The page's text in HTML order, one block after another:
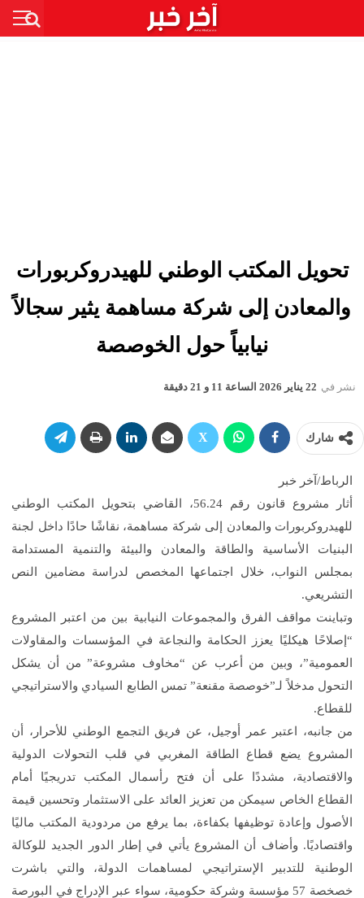
تحويل المكتب الوطني للهيدروكربورات
والمعادن إلى شركة مساهمة يثير سجالاً
نيابياً حول الخوصصة
نشر في 22 يناير 2026 الساعة 11 و 21 دقيقة
شارك
الرباط/ آخر خبر
أثار مشروع قانون رقم 56.24، القاضي بتحويل المكتب الوطني
للهيدروكربورات والمعادن إلى شركة مساهمة، نقاشًا حادًا داخل لجنة
البنيات الأساسية والطاقة والمعادن والبيئة والتنمية المستدامة
بمجلس النواب، خلال اجتماعها المخصص لدراسة مضامين النص
التشريعي.
وتباينت مواقف الفرق والمجموعات النيابية بين من اعتبر المشروع
“إصلاحًا هيكليًا يعزز الحكامة والنجاعة في المؤسسات والمقاولات
العمومية”، وبين من أعرب عن “مخاوف مشروعة” من أن يشكل
التحول مدخلاً لـ”خوصصة مقنعة” تمس الطابع السيادي والاستراتيجي
للقطاع.
من جانبه، اعتبر عمر أوجيل، عن فريق التجمع الوطني للأحرار، أن
المشروع يضع قطاع الطاقة المغربي في قلب التحولات الدولية
والاقتصادية، مشددًا على أن فتح رأسمال المكتب تدريجيًا أمام
القطاع الخاص سيمكن من تعزيز العائد على الاستثمار وتحسين قيمة
الأصول وإعادة توظيفها بكفاءة، بما يرفع من مردودية المكتب ماليًا
واقتصاديًا. وأضاف أن المشروع يأتي في إطار الدور الجديد للوكالة
الوطنية للتدبير الإستراتيجي لمساهمات الدولة، والتي باشرت
خصخصة 57 مؤسسة وشركة حكومية، سواء عبر الإدراج في البورصة